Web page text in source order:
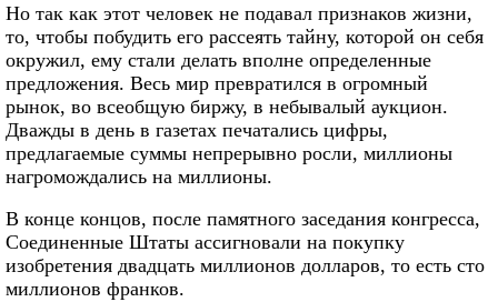
Но так как этот человек не подавал признаков жизни,
то, чтобы побудить его рассеять тайну, которой он себя
окружил, ему стали делать вполне определенные
предложения. Весь мир превратился в огромный
рынок, во всеобщую биржу, в небывалый аукцион.
Дважды в день в газетах печатались цифры,
предлагаемые суммы непрерывно росли, миллионы
нагромождались на миллионы.
В конце концов, после памятного заседания конгресса,
Соединенные Штаты ассигновали на покупку
изобретения двадцать миллионов долларов, то есть сто
миллионов франков.